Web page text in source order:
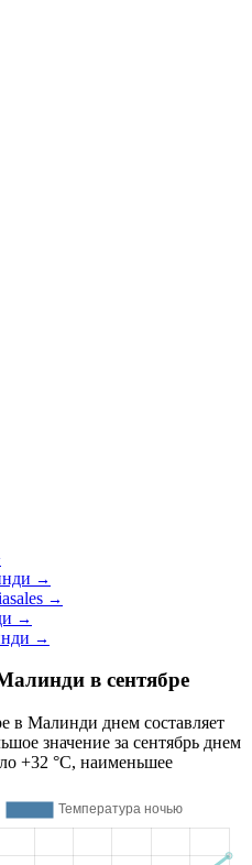
→
→
→
→
в сентябре
в Малинди днем составляет
значение за сентябрь днем
+32 °C, наименьшее